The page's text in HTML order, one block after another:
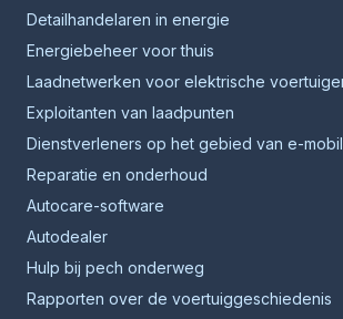
Detailhandelaren in energie
Energiebeheer voor thuis
Laadnetwerken voor elektrische
Exploitanten van laadpunten
Dienstverleners op het gebied van e-
Reparatie en onderhoud
Autocare-software
Autodealer
Hulp bij pech onderweg
Rapporten over de voertuiggeschiedenis